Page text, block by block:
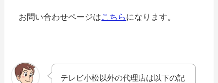
お問い合わせページはこちらになります。
テレビ小松以外の代理店は以下の記